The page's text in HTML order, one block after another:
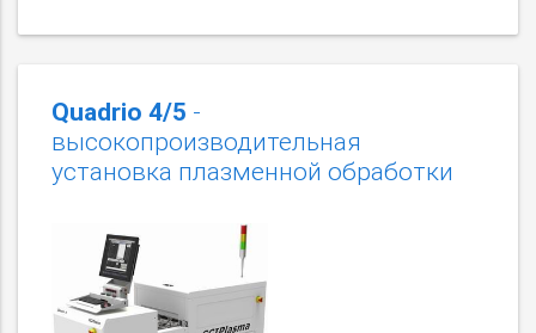
Quadrio 4/5 -
высокопроизводительная
установка плазменной обработки